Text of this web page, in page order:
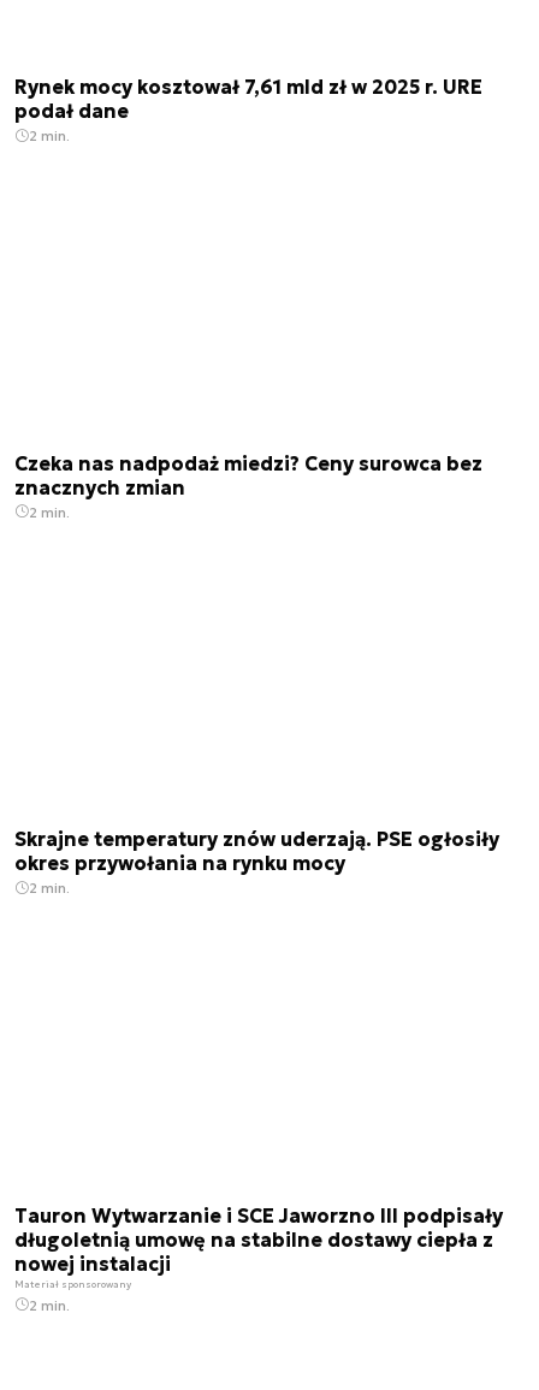
Rynek mocy kosztował 7,61 mld zł w 2025 r. URE
podał dane
2 min.
Czeka nas nadpodaż miedzi? Ceny surowca bez
znacznych zmian
2 min.
Skrajne temperatury znów uderzają. PSE ogłosiły
okres przywołania na rynku mocy
2 min.
Tauron Wytwarzanie i SCE Jaworzno III podpisały
długoletnią umowę na stabilne dostawy ciepła z
nowej instalacji
Materiał sponsorowany
2 min.